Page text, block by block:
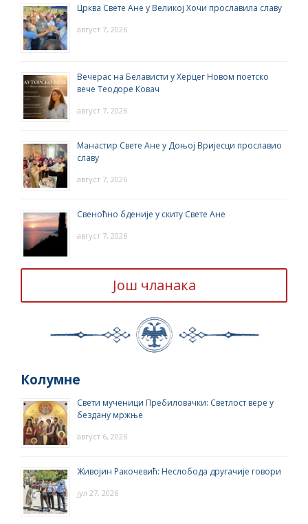
Црква Свете Ане у Великој Хочи прославила славу
август 7, 2026
Вечерас на Белависти у Херцег Новом поетско
вече Теодоре Ковач
август 7, 2026
Манастир Свете Ане у Доњој Вријесци прославио
славу
август 7, 2026
Свеноћно бденије у скиту Свете Ане
август 7, 2026
Још чланака
Колумне
Свети мученици Пребиловачки: Светлост вере у
бездану мржње
август 6, 2026
Живојин Ракочевић: Неслобода другачије говори
јул 27, 2026